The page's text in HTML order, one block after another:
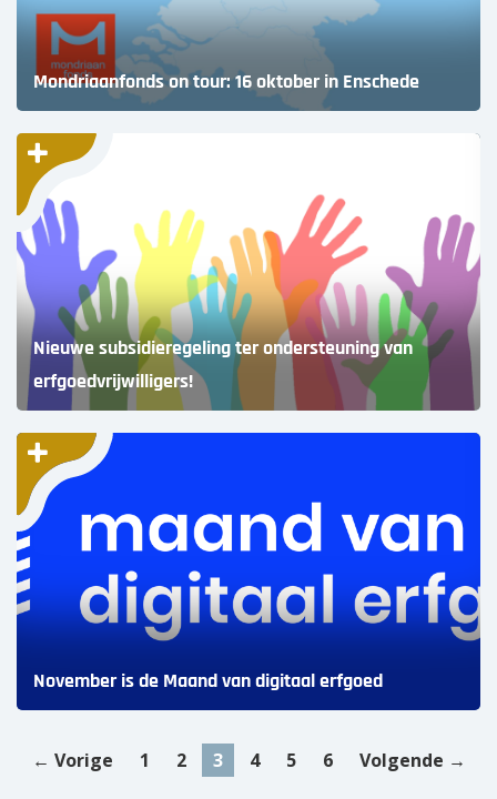
Mondriaanfonds on tour: 16 oktober in Enschede
Nieuwe subsidieregeling ter ondersteuning van
erfgoedvrijwilligers!
November is de Maand van digitaal erfgoed
← Vorige 1 2 3 4 5 6 Volgende →